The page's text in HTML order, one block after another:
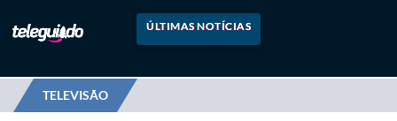
ÚLTIMAS NOTÍCIAS
TELEVISÃO